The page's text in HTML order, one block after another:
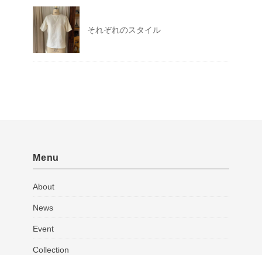
それぞれのスタイル
Menu
About
News
Event
Collection